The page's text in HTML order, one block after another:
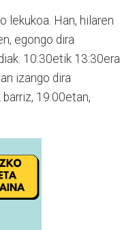
lekukoa. Han, hilaren
egongo dira
10:30etik 13:30era
izango dira
19:00etan,